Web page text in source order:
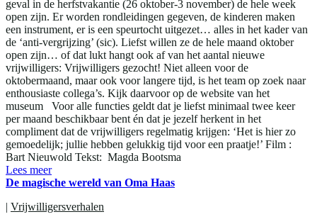
geval in de herfstvakantie (26 oktober-3 november) de hele week
open zijn. Er worden rondleidingen gegeven, de kinderen maken
een instrument, er is een speurtocht uitgezet… alles in het kader van
de ‘anti-vergrijzing’ (sic). Liefst willen ze de hele maand oktober
open zijn… of dat lukt hangt ook af van het aantal nieuwe
vrijwilligers: Vrijwilligers gezocht! Niet alleen voor de
oktobermaand, maar ook voor langere tijd, is het team op zoek naar
enthousiaste collega’s. Kijk daarvoor op de website van het
museum Voor alle functies geldt dat je liefst minimaal twee keer
per maand beschikbaar bent én dat je jezelf herkent in het
compliment dat de vrijwilligers regelmatig krijgen: ‘Het is hier zo
gemoedelijk; jullie hebben gelukkig tijd voor een praatje!’ Film :
Bart Nieuwold Tekst: Magda Bootsma
Lees meer
De magische wereld van Oma Haas
| Vrijwilligersverhalen